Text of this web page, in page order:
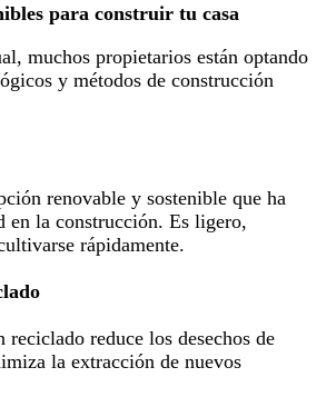
para construir tu casa
muchos propietarios están optando
y métodos de construcción
renovable y sostenible que ha
en la construcción. Es ligero,
rápidamente.
reduce los desechos de
la extracción de nuevos